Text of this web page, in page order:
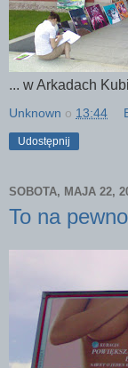
... w Arkadach
Unknown o 13:44
Udostępnij
SOBOTA, MAJA 22,
To na